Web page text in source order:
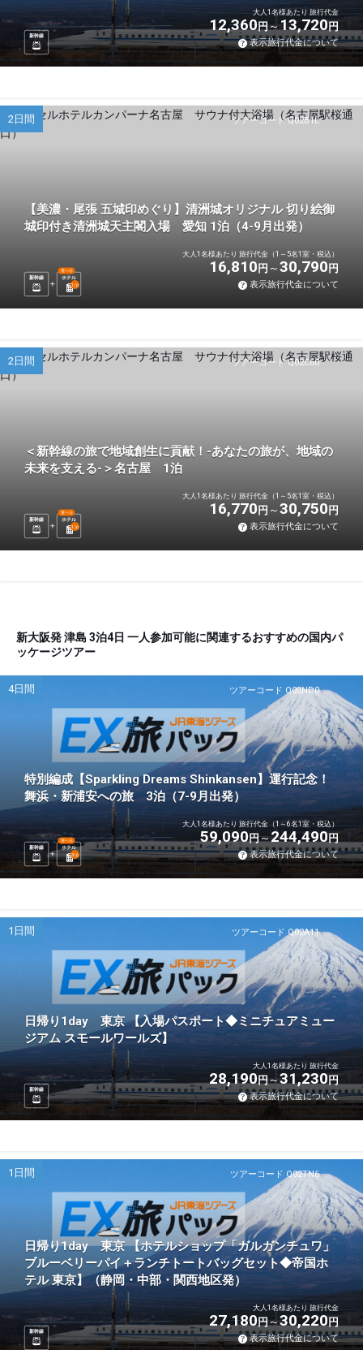
新幹線
大人1名様あたり 旅行代金
12,360円 13,720円
表示旅行代金について
ツアーコード Q02B1L
2日間
【美濃・尾張 五城印めぐり】清洲城オリジナル 切り絵御
城印付き清洲城天主閣入場 愛知 1泊（4-9月出発）
新幹線 ホテル
選べる
1 泊
大人1名様あたり 旅行代金（1～5名1室・税込）
16,810 円 30,790 円
表示旅行代金について
ツアーコード Q02C60
2日間
＜新幹線の旅で地域創生に貢献！-あなたの旅が、地域の
未来を支える-＞名古屋 1泊
新幹線 ホテル
選べる
1 泊
大人1名様あたり 旅行代金（1～5名1室・税込）
16,770 円 30,750 円
表示旅行代金について
新大阪発 津島 3泊4日 一人参加可能に関連するおすすめの国内パ
ッケージツアー
ツアーコード Q02ND0
4日間
特別編成【Sparkling Dreams Shinkansen】運行記念！
舞浜・新浦安への旅 3泊（7-9月出発）
新幹線 ホテル
選べる
3泊
大人1名様あたり 旅行代金（1～6名1室・税込）
59,090円 244,490円
表示旅行代金について
ツアーコード Q02A11
1日間
日帰り1day 東京 【入場パスポート◆ミニチュアミュー
ジアム スモールワールズ】
新幹線
大人1名様あたり 旅行代金
28,190円 31,230円
表示旅行代金について
ツアーコード Q02TN6
1日間
日帰り1day 東京 【ホテルショップ「ガルガンチュワ」
ブルーベリーパイ＋ランチトートバッグセット◆帝国ホ
テル 東京】（静岡・中部・関西地区発）
新幹線
大人1名様あたり 旅行代金
27,180円 30,220円
表示旅行代金について